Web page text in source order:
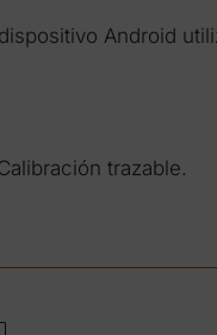
Android
trazable.